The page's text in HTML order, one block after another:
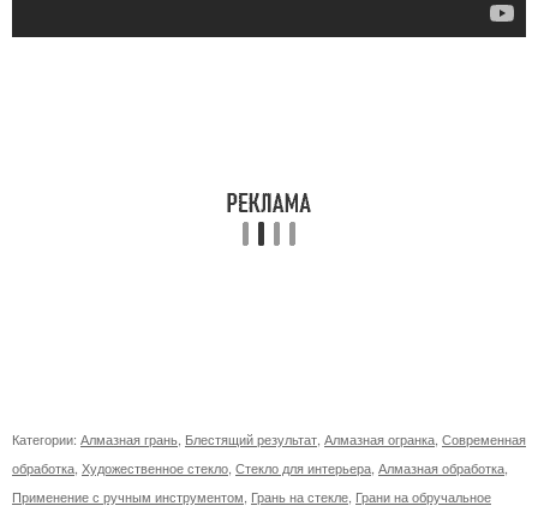
Категории: Алмазная грань Блестящий результат Алмазная огранка Современная
обработка Художественное стекло Стекло для интерьера Алмазная обработка
Применение с ручным инструментом Грань на стекле Грани на обручальное